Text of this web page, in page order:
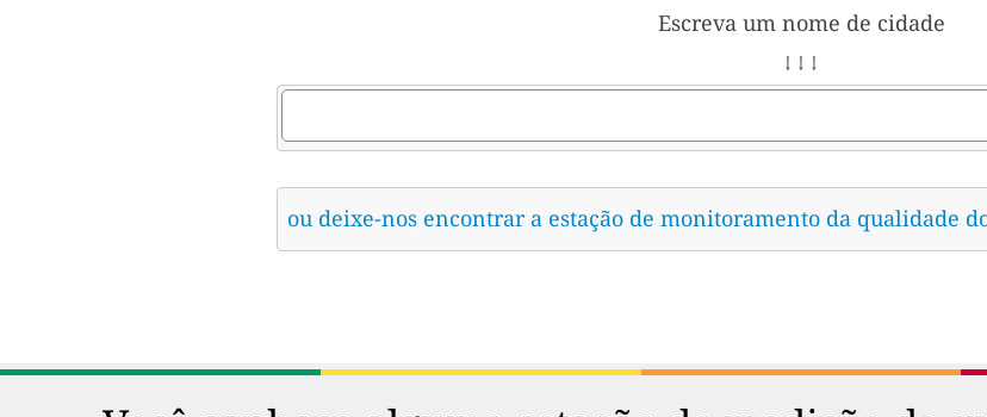
Escreva um nome de cidade
↓ ↓ ↓
ou deixe-nos encontrar a estação de monitoramento da qualidade